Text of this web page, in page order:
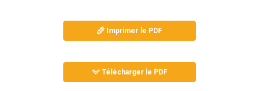
Imprimer le PDF
Télécharger le PDF